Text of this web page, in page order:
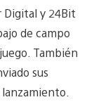
Digital y 24Bit
de campo
También
sus